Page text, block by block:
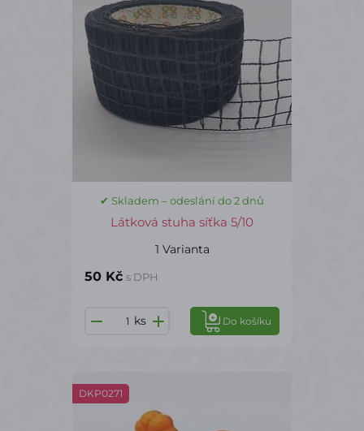
✔ Skladem – odeslání do 2 dnů
Látková stuha síťka 5/10
1 Varianta
50 Kč s DPH
ks Do košíku
DKP0271